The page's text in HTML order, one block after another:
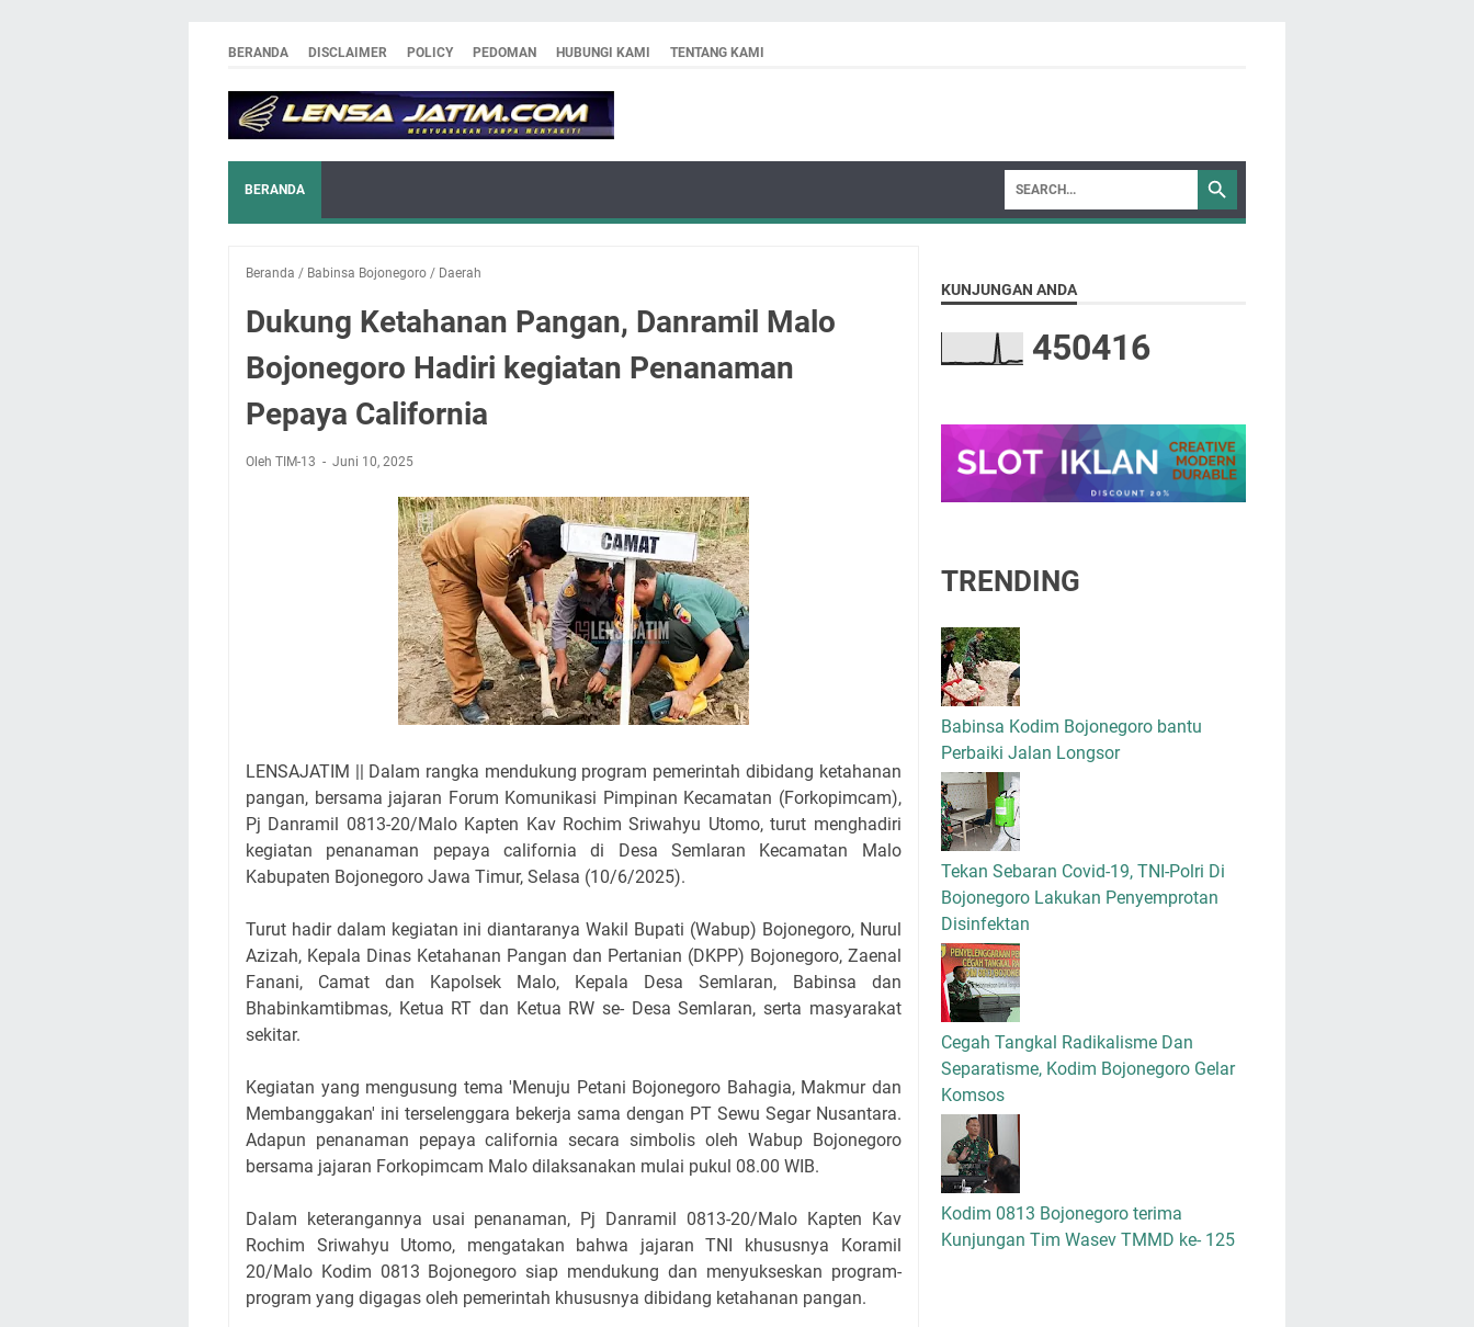
BERANDA DISCLAIMER POLICY PEDOMAN HUBUNGI KAMI TENTANG KAMI
BERANDA
Beranda / Babinsa Bojonegoro / Daerah
Dukung Ketahanan Pangan, Danramil Malo
Bojonegoro Hadiri kegiatan Penanaman
Pepaya California
Oleh TIM-13 Juni 10, 2025
LENSAJATIM || Dalam rangka mendukung program pemerintah dibidang ketahanan
pangan, bersama jajaran Forum Komunikasi Pimpinan Kecamatan (Forkopimcam),
Pj Danramil 0813-20/Malo Kapten Kav Rochim Sriwahyu Utomo, turut menghadiri
kegiatan penanaman pepaya california di Desa Semlaran Kecamatan Malo
Kabupaten Bojonegoro Jawa Timur, Selasa (10/6/2025).
Turut hadir dalam kegiatan ini diantaranya Wakil Bupati (Wabup) Bojonegoro, Nurul
Azizah, Kepala Dinas Ketahanan Pangan dan Pertanian (DKPP) Bojonegoro, Zaenal
Fanani, Camat dan Kapolsek Malo, Kepala Desa Semlaran, Babinsa dan
Bhabinkamtibmas, Ketua RT dan Ketua RW se- Desa Semlaran, serta masyarakat
sekitar.
Kegiatan yang mengusung tema 'Menuju Petani Bojonegoro Bahagia, Makmur dan
Membanggakan' ini terselenggara bekerja sama dengan PT Sewu Segar Nusantara.
Adapun penanaman pepaya california secara simbolis oleh Wabup Bojonegoro
bersama jajaran Forkopimcam Malo dilaksanakan mulai pukul 08.00 WIB.
Dalam keterangannya usai penanaman, Pj Danramil 0813-20/Malo Kapten Kav
Rochim Sriwahyu Utomo, mengatakan bahwa jajaran TNI khususnya Koramil
20/Malo Kodim 0813 Bojonegoro siap mendukung dan menyukseskan program-
program yang digagas oleh pemerintah khususnya dibidang ketahanan pangan.
KUNJUNGAN ANDA
450416
TRENDING
Babinsa Kodim Bojonegoro bantu
Perbaiki Jalan Longsor
Tekan Sebaran Covid-19, TNI-Polri Di
Bojonegoro Lakukan Penyemprotan
Disinfektan
Cegah Tangkal Radikalisme Dan
Separatisme, Kodim Bojonegoro Gelar
Komsos
Kodim 0813 Bojonegoro terima
Kunjungan Tim Wasev TMMD ke- 125